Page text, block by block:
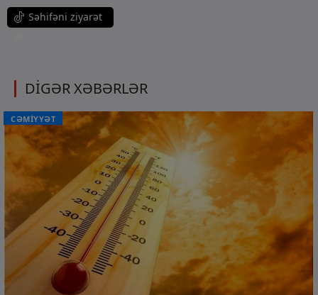
Səhifəni ziyarət
DİGƏR XƏBƏRLƏR
CƏMİYYƏT